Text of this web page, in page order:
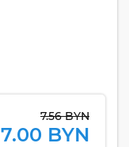
7.56 BYN
7.00 BYN